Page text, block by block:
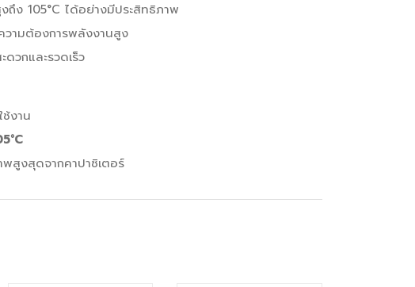
ถึง 105°C ได้อย่างมีประสิทธิภาพ
ความต้องการพลังงานสูง
ดวกและรวดเร็ว
งาน
พสูงสุดจากคาปาซิเตอร์